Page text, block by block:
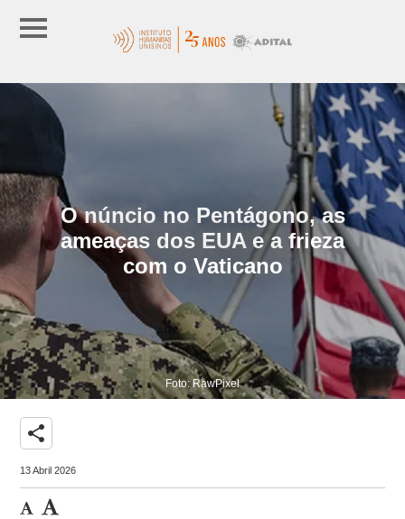
O núncio no Pentágono, as
ameaças dos EUA e a frieza
com o Vaticano
Foto: RawPixel
share
13 Abril 2026